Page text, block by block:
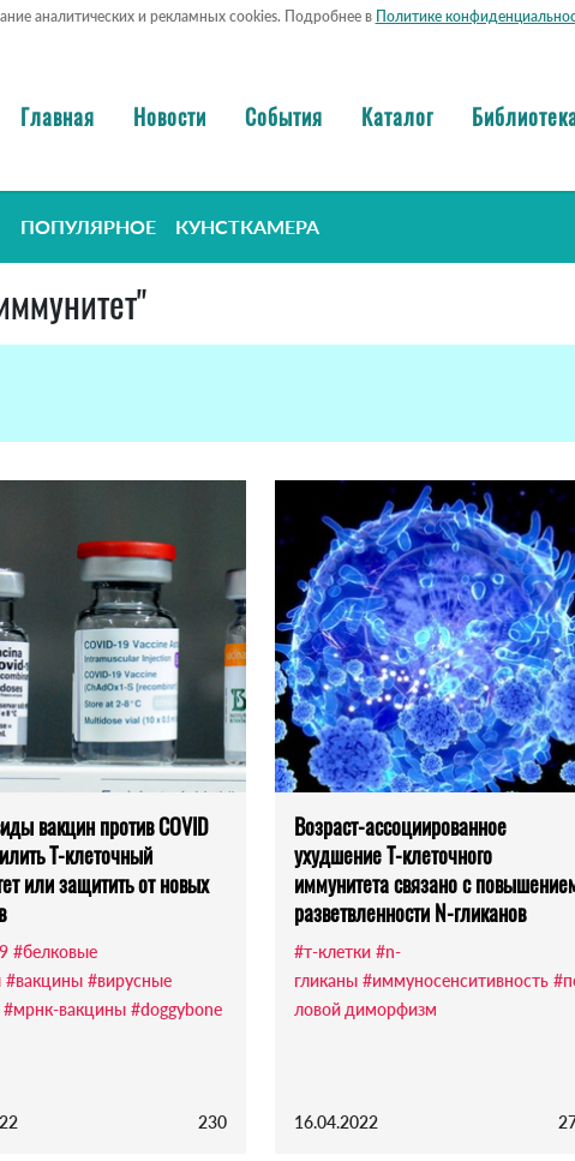
аналитических и рекламных cookies. Подробнее в Политике
Главная Новости События Каталог
ПОПУЛЯРНОЕ КУНСТКАМЕРА
вакцин против COVID
Т-клеточный
или защитить от новых
#белковые
#вакцины #вирусные
#мрнк-вакцины #doggybone
230
Возраст-ассоциированное
ухудшение Т-клеточного
иммунитета связано с
разветвленности N-гликанов
#т-клетки #n-
гликаны #иммуносенситивность
ловой диморфизм
16.04.2022